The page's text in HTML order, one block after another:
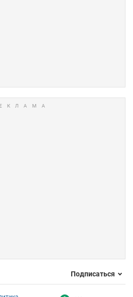
Подписаться